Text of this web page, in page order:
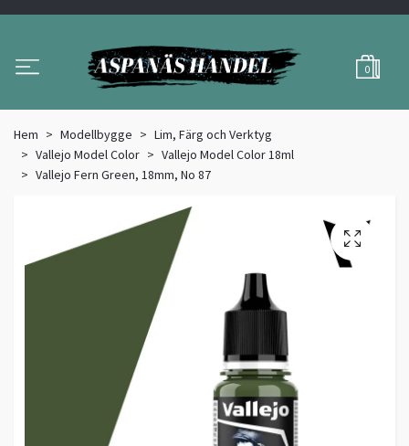
0
Hem Modellbygge
Lim, Färg och Verktyg
Vallejo Model Color
Vallejo Model Color 18ml
Vallejo Fern Green, 18mm, No 87